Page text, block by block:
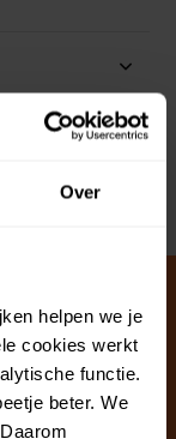
Over
helpen we je
cookies werkt
functie.
beter. We